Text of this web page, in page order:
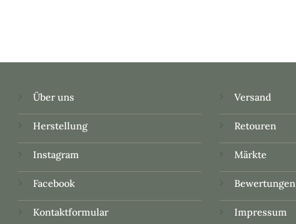
Über uns
Herstellung
Instagram
Facebook
Kontaktformular
Versand
Retouren
Märkte
Bewertungen
Impressum